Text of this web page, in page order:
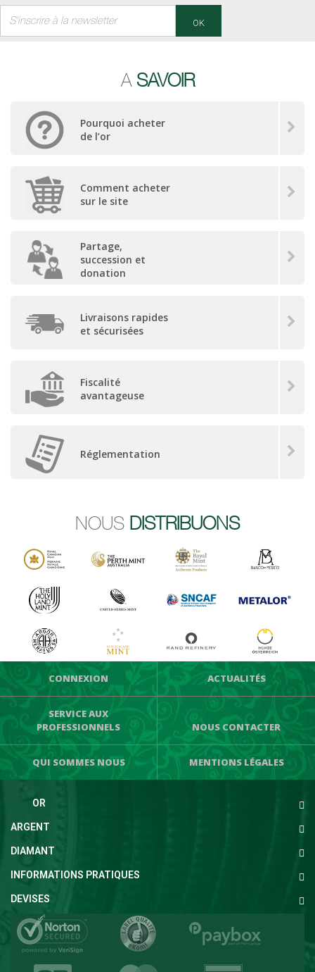
OK
A SAVOIR
Pourquoi acheter
de l’or
Comment acheter
sur le site
Partage,
succession et
donation
Livraisons rapides
et sécurisées
Fiscalité
avantageuse
Réglementation
NOUS DISTRIBUONS
CONNEXION ACTUALITÉS
SERVICE AUX
PROFESSIONNELS
NOUS CONTACTER
QUI SOMMES NOUS MENTIONS LÉGALES
OR
ARGENT
DIAMANT
INFORMATIONS PRATIQUES
DEVISES